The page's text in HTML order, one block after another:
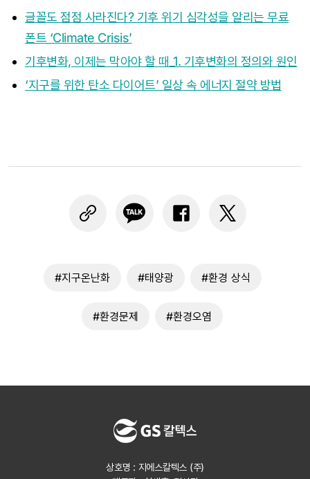
글꼴도 점점 사라진다? 기후 위기 심각성을 알리는 무료
폰트 ‘Climate Crisis’
기후변화, 이제는 막아야 할 때_1. 기후변화의 정의와 원인
‘지구를 위한 탄소 다이어트’ 일상 속 에너지 절약 방법
#지구온난화 #태양광 #환경 상식
#환경문제 #환경오염
상호명 : 지에스칼텍스 (주)